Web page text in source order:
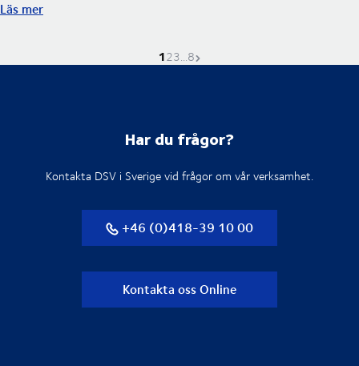
Att förstå kundens perspektiv och bygga affärer som håller
Läs mer
Nuvarande sida är
1Gå till sidan
2Gå till sidan
3...Gå till sidan
8Nästa sida
Har du frågor?
Kontakta DSV i Sverige vid frågor om vår verksamhet.
+46 (0)418-39 10 00
Kontakta oss Online